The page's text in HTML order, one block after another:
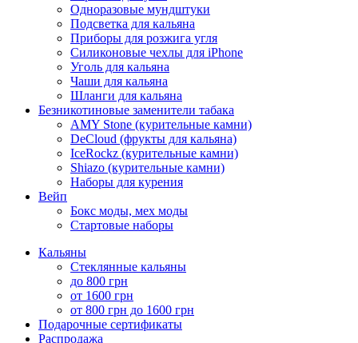
Одноразовые мундштуки
Подсветка для кальяна
Приборы для розжига угля
Силиконовые чехлы для iPhone
Уголь для кальяна
Чаши для кальяна
Шланги для кальяна
Безникотиновые заменители табака
AMY Stone (курительные камни)
DeCloud (фрукты для кальяна)
IceRockz (курительные камни)
Shiazo (курительные камни)
Наборы для курения
Вейп
Бокс моды, мех моды
Стартовые наборы
Кальяны
Стеклянные кальяны
до 800 грн
от 1600 грн
от 800 грн до 1600 грн
Подарочные сертификаты
Распродажа